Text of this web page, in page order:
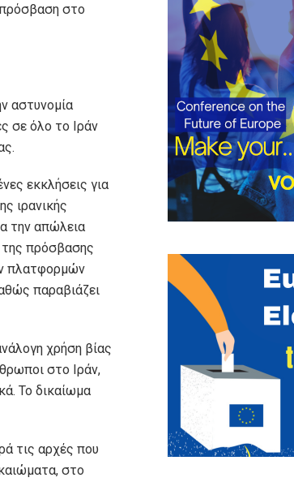
στο
αστυνομία
σε όλο το Ιράν
εκκλήσεις για
ιρανικής
την απώλεια
πρόσβασης
πλατφορμών
παραβιάζει
χρήση βίας
στο Ιράν,
Το δικαίωμα
τις αρχές που
στο